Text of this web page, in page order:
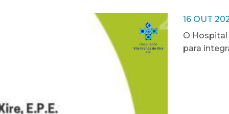
16 OUT
O Hospital
para